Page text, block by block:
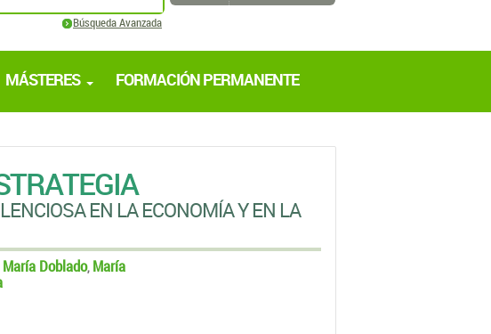
Búsqueda Avanzada
MÁSTERES FORMACIÓN PERMANENTE
EN LA ECONOMÍA Y EN LA
Doblado, María